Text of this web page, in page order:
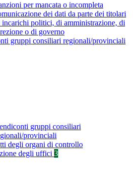
per mancata o incompleta
dei dati da parte dei titolari
incarichi politici, di amministrazione, di
o di governo
gruppi consiliari regionali/provinciali
gruppi consiliari
provinciali
degli organi di controllo
degli uffici 3